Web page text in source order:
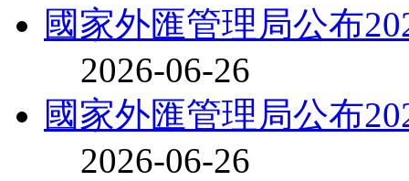
國家外匯管理局公布
2026-06-26
國家外匯管理局公布
2026-06-26